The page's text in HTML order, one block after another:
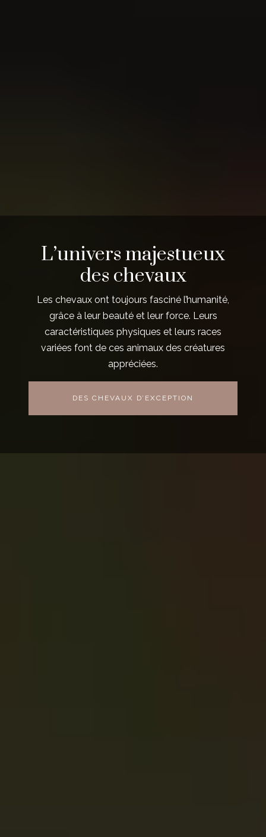
L’univers majestueux
des chevaux
Les chevaux ont toujours fasciné l’humanité,
grâce à leur beauté et leur force. Leurs
caractéristiques physiques et leurs races
variées font de ces animaux des créatures
appréciées.
DES CHEVAUX D’EXCEPTION